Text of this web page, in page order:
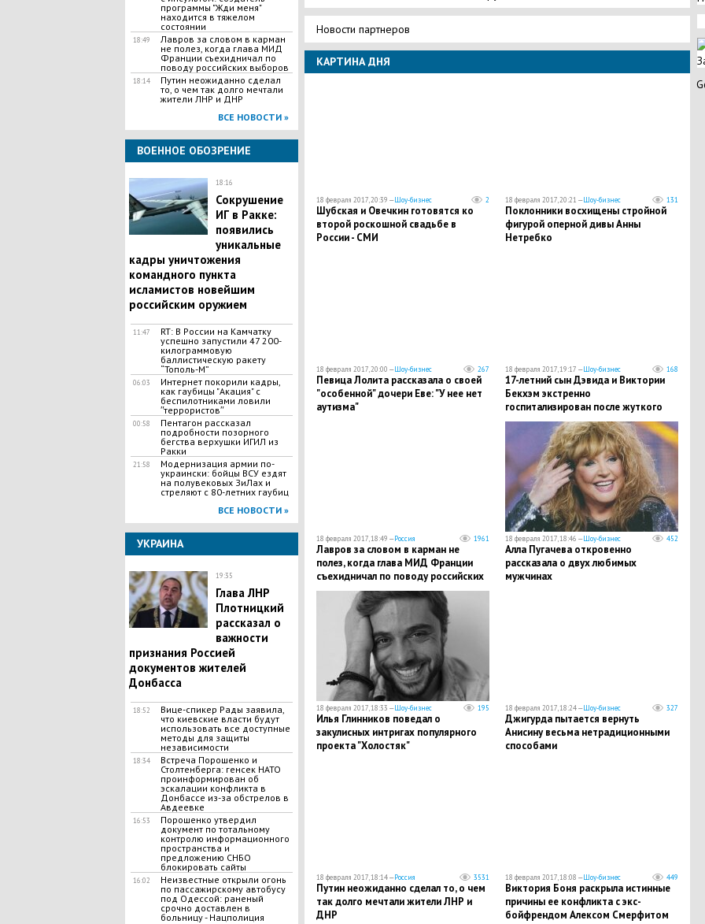
программы "Жди меня"
находится в тяжелом
состоянии
18:49
Лавров за словом в карман
не полез, когда глава МИД
Франции съехидничал по
поводу российских выборов
18:14
Путин неожиданно сделал
то, о чем так долго мечтали
жители ЛНР и ДНР
ВСЕ НОВОСТИ »
ВОЕННОЕ ОБОЗРЕНИЕ
18:16
Сокрушение
ИГ в Ракке:
появились
уникальные
кадры уничтожения
командного пункта
исламистов новейшим
российским оружием
11:47
RT: В России на Камчатку
успешно запустили 47 200-
килограммовую
баллистическую ракету
“Тополь-М”
06:03
Интернет покорили кадры,
как гаубицы "Акация" с
беспилотниками ловили
ʺтеррористовʺ
00:58
Пентагон рассказал
подробности позорного
бегства верхушки ИГИЛ из
Ракки
21:58
Модернизация армии по-
украински: бойцы ВСУ ездят
на полувековых ЗиЛах и
стреляют с 80-летних гаубиц
ВСЕ НОВОСТИ »
УКРАИНА
19:35
Глава ЛНР
Плотницкий
рассказал о
важности
признания Россией
документов жителей
Донбасса
18:52
Вице-спикер Рады заявила,
что киевские власти будут
использовать все доступные
методы для защиты
независимости
18:34
​Встреча Порошенко и
Столтенберга: генсек НАТО
проинформирован об
эскалации конфликта в
Донбассе из-за обстрелов в
Авдеевке
16:53
Порошенко утвердил
документ по тотальному
контролю информационного
пространства и
предложению СНБО
блокировать сайты
16:02
Неизвестные открыли огонь
по пассажирскому автобусу
под Одессой: раненый
срочно доставлен в
больницу - Нацполиция
Новости партнеров
КАРТИНА ДНЯ
18 февраля 2017, 20:39 —Шоу-бизнес 2
Шубская и Овечкин готовятся ко
второй роскошной свадьбе в
России - СМИ
18 февраля 2017, 20:21 —Шоу-бизнес 131
Поклонники восхищены стройной
фигурой оперной дивы Анны
Нетребко
18 февраля 2017, 20:00 —Шоу-бизнес 267
Певица Лолита рассказала о своей
"особенной" дочери Еве: "У нее нет
аутизма"
18 февраля 2017, 19:17 —Шоу-бизнес 168
17-летний сын Дэвида и Виктории
Бекхэм экстренно
госпитализирован после жуткого
падения со сноуборда
18 февраля 2017, 18:49 —Россия 1961
Лавров за словом в карман не
полез, когда глава МИД Франции
съехидничал по поводу российских
выборов
18 февраля 2017, 18:46 —Шоу-бизнес 452
Алла Пугачева откровенно
рассказала о двух любимых
мужчинах
18 февраля 2017, 18:33 —Шоу-бизнес 195
Илья Глинников поведал о
закулисных интригах популярного
проекта "Холостяк"
18 февраля 2017, 18:24 —Шоу-бизнес 327
Джигурда пытается вернуть
Анисину весьма нетрадиционными
способами
18 февраля 2017, 18:14 —Россия 3531
Путин неожиданно сделал то, о чем
так долго мечтали жители ЛНР и
ДНР
18 февраля 2017, 18:08 —Шоу-бизнес 449
Виктория Боня раскрыла истинные
причины ее конфликта с экс-
бойфрендом Алексом Смерфитом